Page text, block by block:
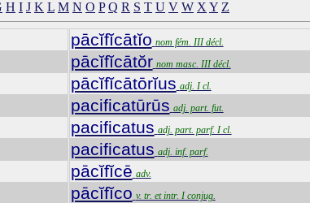
H I J K L M N O P Q R S T U V W X Y Z
pācĭfĭcātĭo nom fém. III décl.
pācĭfĭcātŏr nom masc. III décl.
pācĭfĭcātōrĭus adj. I cl.
pacificatūrūs adj. part. fut.
pacificatus adj. part. parf. I cl.
pacificatus adj. inf. parf.
pācĭfĭcē adv.
pācĭfĭco v. tr. et intr. I conjug.